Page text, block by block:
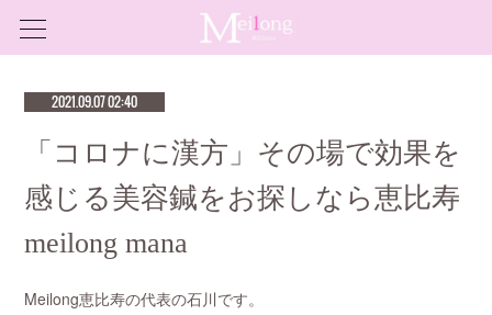
2021.09.07 02:40
「コロナに漢方」その場で効果を
感じる美容鍼をお探しなら恵比寿
meilong mana
Meilong恵比寿の代表の石川です。